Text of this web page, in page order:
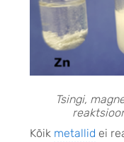
Tsingi,
Kõik metallid ei